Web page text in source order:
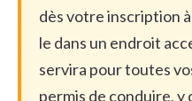
dès votre inscription
le dans un endroit
servira pour toutes
permis de conduire, y